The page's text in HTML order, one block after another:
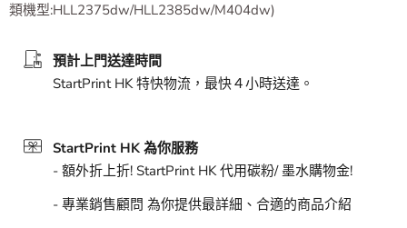
類機型:HLL2375dw/HLL2385dw/M404dw)
預計上門送達時間
StartPrint HK 特快物流，最快４小時送達。
StartPrint HK 為你服務
- 額外折上折! StartPrint HK 代用碳粉/ 墨水購物金!
- 專業銷售顧問 為你提供最詳細、合適的商品介紹